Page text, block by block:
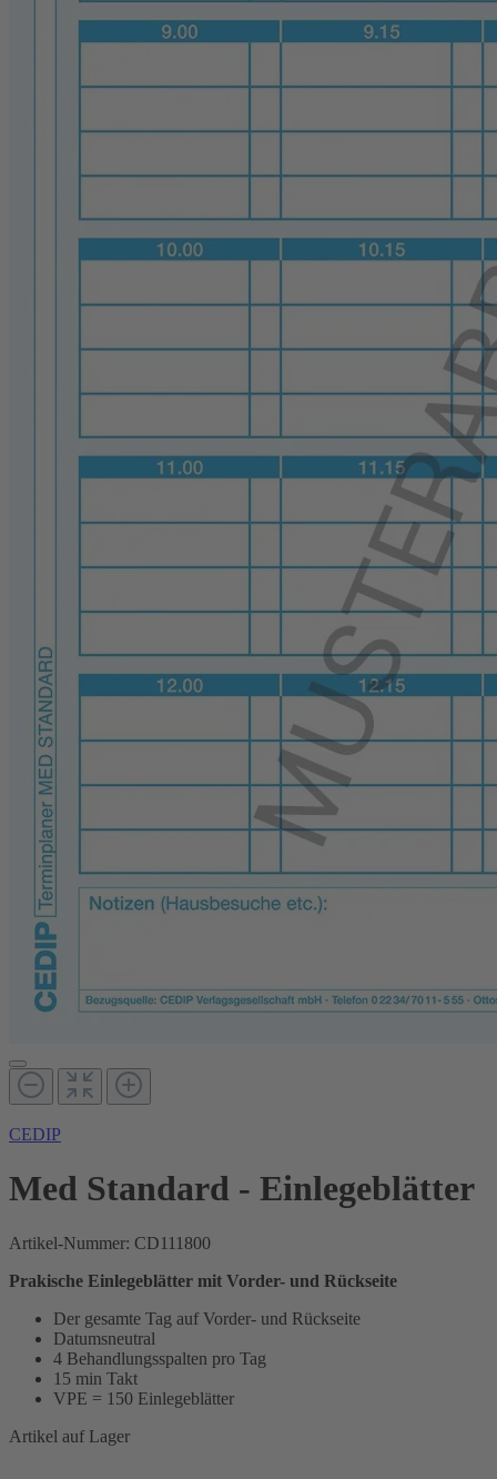
CEDIP
Med Standard - Einlegeblätter
Artikel-Nummer: CD111800
Prakische Einlegeblätter mit Vorder- und Rückseite
Der gesamte Tag auf Vorder- und Rückseite
Datumsneutral
4 Behandlungsspalten pro Tag
15 min Takt
VPE = 150 Einlegeblätter
Artikel auf Lager